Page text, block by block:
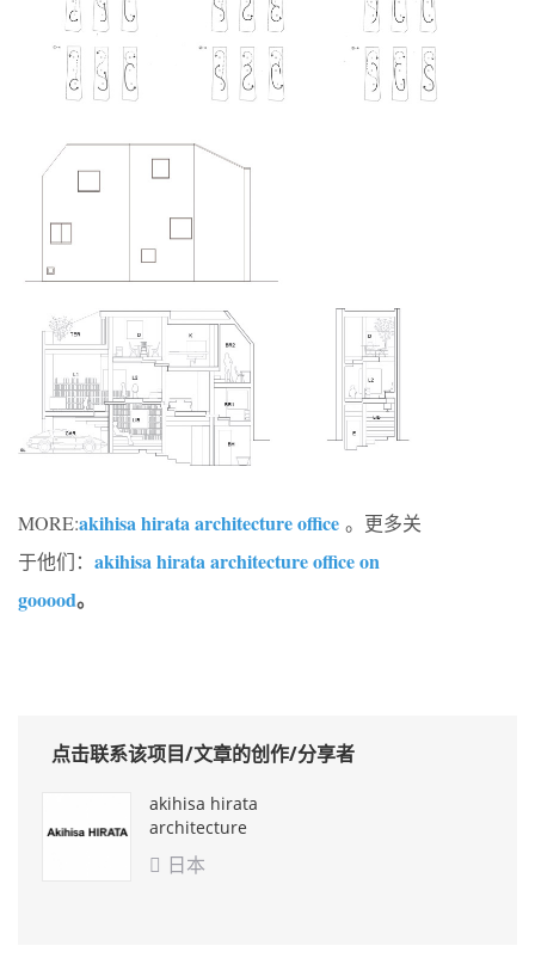
MORE:akihisa hirata architecture office 。更多关
于他们： akihisa hirata architecture office on
gooood。
点击联系该项目/文章的创作/分享者
akihisa hirata
architecture
office
 日本